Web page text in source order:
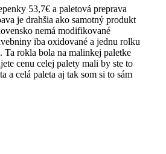
53,7€ a paletová preprava
je drahšia ako samotný produkt
nemá modifikované
iba oxidované a jednu rolku
rokla bola na malinkej paletke
cenu celej palety mali by ste to
a celá paleta aj tak som si to sám